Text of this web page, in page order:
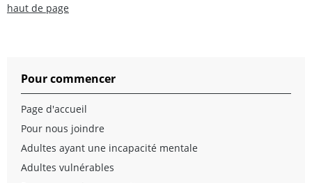
haut de page
Pour commencer
Page d'accueil
Pour nous joindre
Adultes ayant une incapacité mentale
Adultes vulnérables